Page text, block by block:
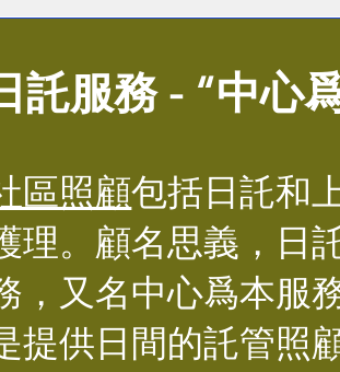
託服務 - “中心
區照顧包括日託和
理。顧名思義，日
，又名中心爲本服
提供日間的託管照顧